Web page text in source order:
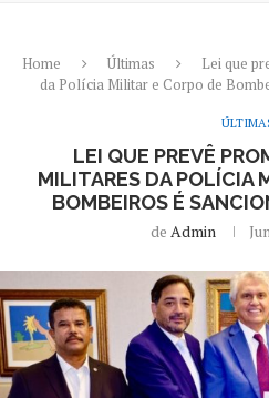
Home Últimas
Lei que
da Polícia Militar e Corpo de
LEI QUE PREVÊ
MILITARES DA POLÍCIA
BOMBEIROS É
de Admin